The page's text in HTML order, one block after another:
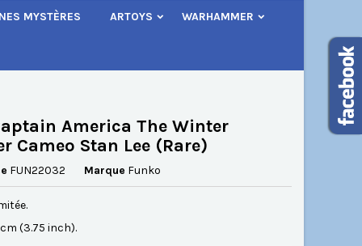
MYSTÈRES ARTOYS WARHAMMER
America The Winter
Cameo Stan Lee (Rare)
FUN22032 Marque Funko
cm (3.75 inch).